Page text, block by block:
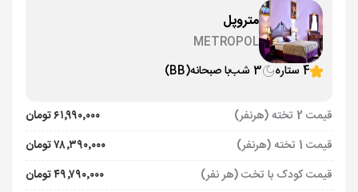
متروپل
METROPOL
4 ستاره
3 شب با صبحانه(BB)
قیمت 2 تخته (هرنفر)
۶۱٬۹۹۰٬۰۰۰ تومان
قیمت 1 تخته (هرنفر)
۷۸٬۳۹۰٬۰۰۰ تومان
قیمت کودک با تخت (هر نفر)
۴۹٬۷۹۰٬۰۰۰ تومان